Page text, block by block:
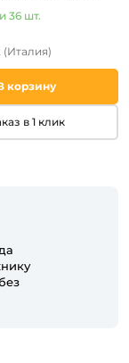
Light (220V)
36 шт.
(Италия)
корзину
в 1 клик